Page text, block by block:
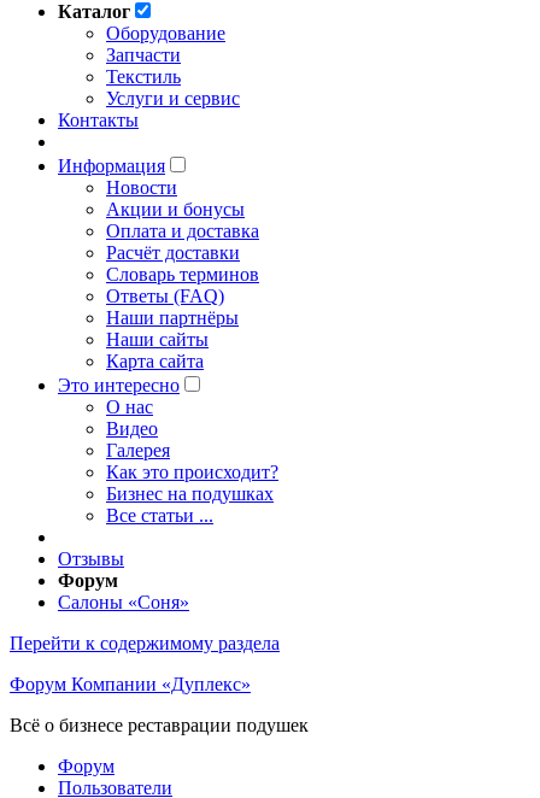
Каталог
Оборудование
Запчасти
Текстиль
Услуги и сервис
Контакты
Информация
Новости
Акции и бонусы
Оплата и доставка
Расчёт доставки
Словарь терминов
Ответы (FAQ)
Наши партнёры
Наши сайты
Карта сайта
Это интересно
O нас
Видео
Галерея
Как это происходит?
Бизнес на подушках
Все статьи ...
Отзывы
Форум
Салоны «Соня»
Перейти к содержимому раздела
Форум Компании «Дуплекс»
Всё о бизнесе реставрации подушек
Форум
Пользователи